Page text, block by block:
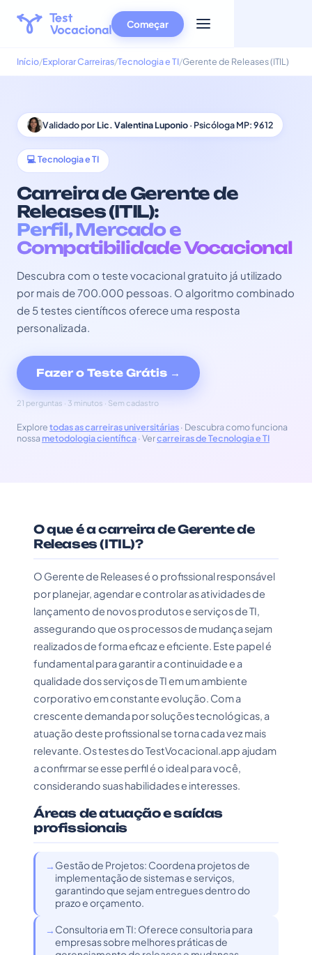
Começar
Início Explorar Carreiras Tecnologia e TI Gerente de Releases (ITIL)
Validado porLic. Valentina Luponio· Psicóloga MP: 9612
💻 Tecnologia e TI
Carreira de Gerente de
Releases (ITIL):
Perfil, Mercado e
Compatibilidade Vocacional
Descubra com o teste vocacional gratuito já utilizado
por mais de 700.000 pessoas. O algoritmo combinado
de 5 testes científicos oferece uma resposta
personalizada.
Fazer o Teste Grátis →
21 perguntas · 3 minutos · Sem cadastro
Exploretodas as carreiras universitárias· Descubra como funciona
nossa metodologia científica· Vercarreiras de Tecnologia e TI
O que é a carreira de Gerente de
Releases (ITIL)?
O Gerente de Releases é o profissional responsável
por planejar, agendar e controlar as atividades de
lançamento de novos produtos e serviços de TI,
assegurando que os processos de mudança sejam
realizados de forma eficaz e eficiente. Este papel é
fundamental para garantir a continuidade e a
qualidade dos serviços de TI em um ambiente
corporativo em constante evolução. Com a
crescente demanda por soluções tecnológicas, a
atuação deste profissional se torna cada vez mais
relevante. Os testes do TestVocacional.app ajudam
a confirmar se esse perfil é o ideal para você,
considerando suas habilidades e interesses.
Áreas de atuação e saídas
profissionais
Gestão de Projetos: Coordena projetos de
implementação de sistemas e serviços,
garantindo que sejam entregues dentro do
prazo e orçamento.
Consultoria em TI: Oferece consultoria para
empresas sobre melhores práticas de